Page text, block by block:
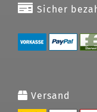
Sicher
Versand